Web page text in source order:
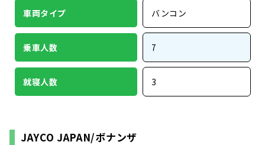
車両タイプ バンコン
乗車人数 7
就寝人数 3
JAYCO JAPAN/ボナンザ